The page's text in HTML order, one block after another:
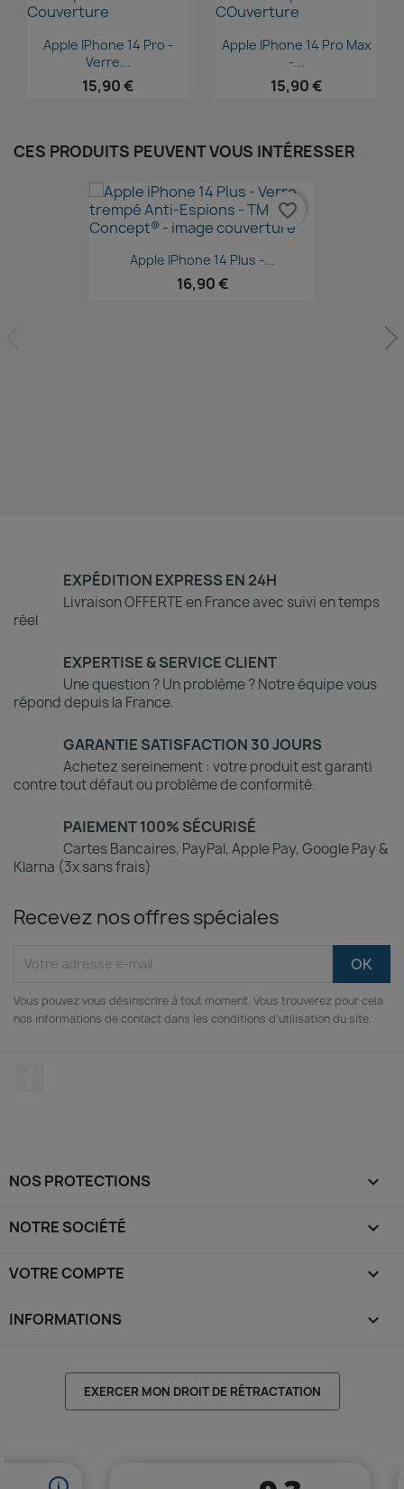
Aperçu rapide
Apple IPhone 14 Pro -
Verre...
15,90 €
 Aperçu rapide
Apple IPhone 14 Pro Max
-...
15,90 €
CES PRODUITS PEUVENT VOUS INTÉRESSER
Aperçu rapide
Apple IPhone 14 Plus -...
16,90 €
favorite_border
EXPÉDITION EXPRESS EN 24H
Livraison OFFERTE en France avec suivi en temps
réel
EXPERTISE & SERVICE CLIENT
Une question ? Un problème ? Notre équipe vous
répond depuis la France.
GARANTIE SATISFACTION 30 JOURS
Achetez sereinement : votre produit est garanti
contre tout défaut ou problème de conformité.
PAIEMENT 100% SÉCURISÉ
Cartes Bancaires, PayPal, Apple Pay, Google Pay &
Klarna (3x sans frais)
Recevez nos offres spéciales
Vous pouvez vous désinscrire à tout moment. Vous trouverez pour cela
nos informations de contact dans les conditions d'utilisation du site.
NOS PROTECTIONS 
NOTRE SOCIÉTÉ 
VOTRE COMPTE 
INFORMATIONS keyboard_arrow_down
EXERCER MON DROIT DE RÉTRACTATION